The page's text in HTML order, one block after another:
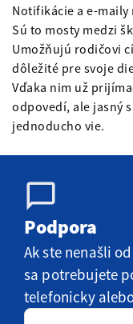
Notifikácie a e-maily
Sú to mosty medzi
Umožňujú rodičovi
dôležité pre svoje
Vďaka nim už
odpovedí, ale jasný
jednoducho vie.
Podpora
Ak ste nenašli
sa potrebujete
telefonicky